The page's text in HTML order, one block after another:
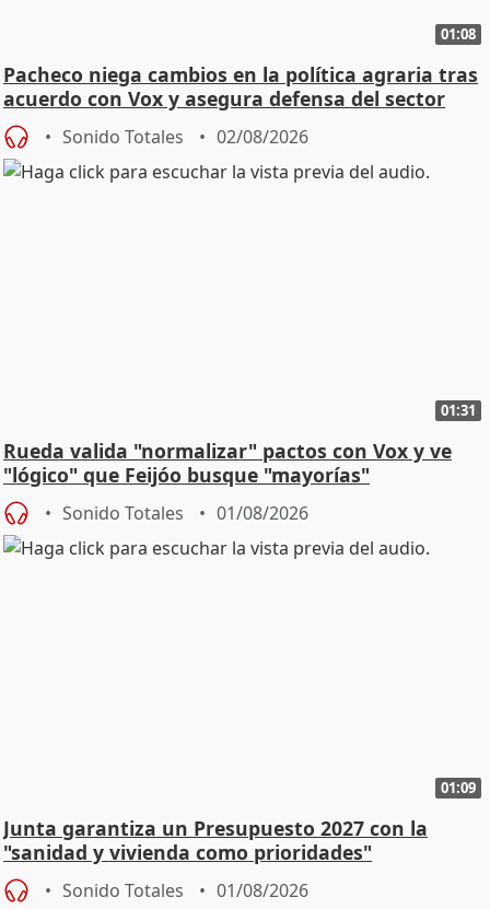
01:08
Pacheco niega cambios en la política agraria tras
acuerdo con Vox y asegura defensa del sector
Sonido Totales 02/08/2026
01:31
Rueda valida "normalizar" pactos con Vox y ve
"lógico" que Feijóo busque "mayorías"
Sonido Totales 01/08/2026
01:09
Junta garantiza un Presupuesto 2027 con la
"sanidad y vivienda como prioridades"
Sonido Totales 01/08/2026